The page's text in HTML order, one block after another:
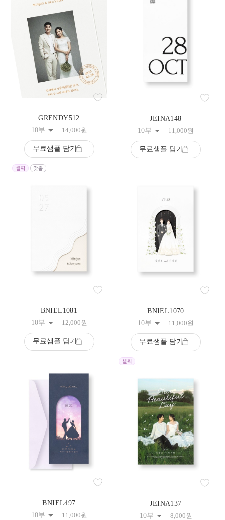
GRENDY512
10부
14,000원
무료샘플 담기
JEINA148
10부
11,000원
무료샘플 담기
BNIEL1081
10부
12,000원
무료샘플 담기
BNIEL1070
10부
11,000원
무료샘플 담기
BNIEL497
10부
11,000원
JEINA137
10부
8,000원